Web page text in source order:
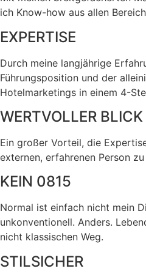
ich Know-how aus allen
EXPERTISE
Durch meine langjährige
Führungsposition und der
Hotelmarketings in einem 4-
WERTVOLLER
Ein großer Vorteil, die
externen, erfahrenen Person
KEIN 0815
Normal ist einfach nicht mein
unkonventionell. Anders.
nicht klassischen Weg.
STILSICHER